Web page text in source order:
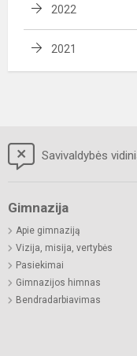
2022
2021
Savivaldybės
Gimnazija
Apie gimnaziją
Vizija, misija, vertybės
Pasiekimai
Gimnazijos himnas
Bendradarbiavimas